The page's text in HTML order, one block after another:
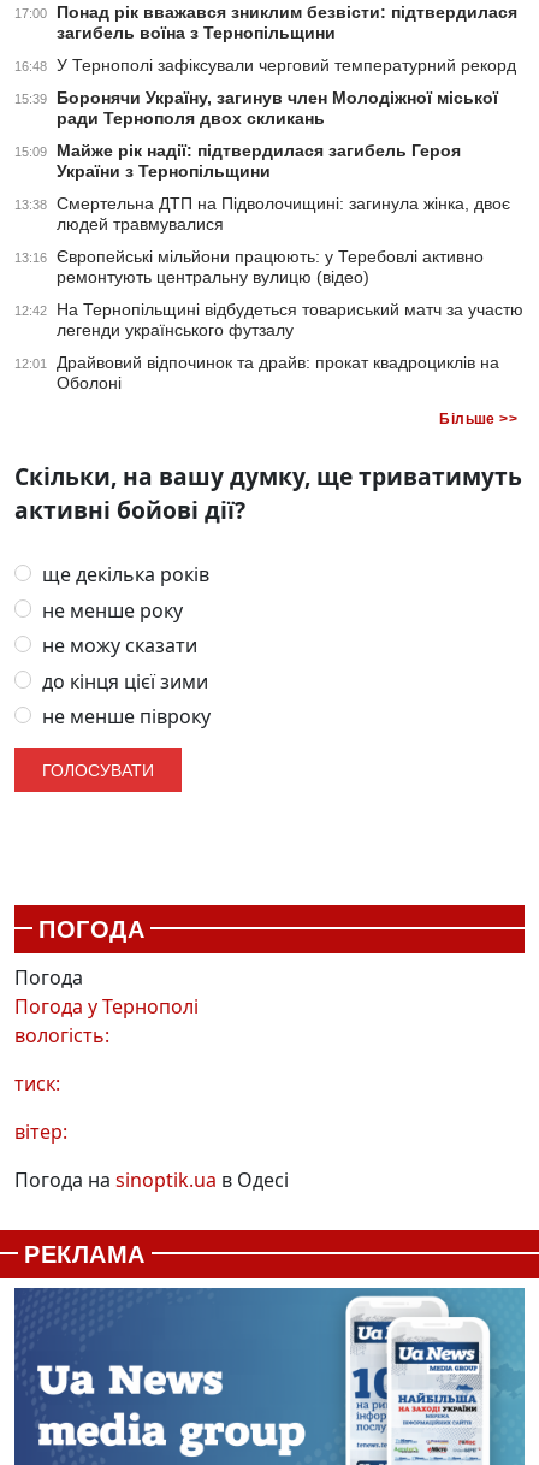
17:00
Понад рік вважався зниклим безвісти: підтвердилася
загибель воїна з Тернопільщини
16:48 У Тернополі зафіксували черговий температурний рекорд
15:39
Боронячи Україну, загинув член Молодіжної міської
ради Тернополя двох скликань
15:09
Майже рік надії: підтвердилася загибель Героя
України з Тернопільщини
13:38
Смертельна ДТП на Підволочищині: загинула жінка, двоє
людей травмувалися
13:16
Європейські мільйони працюють: у Теребовлі активно
ремонтують центральну вулицю (відео)
12:42
На Тернопільщині відбудеться товариський матч за участю
легенди українського футзалу
12:01
Драйвовий відпочинок та драйв: прокат квадроциклів на
Оболоні
Більше >>
Скільки, на вашу думку, ще триватимуть
активні бойові дії?
ще декілька років
не менше року
не можу сказати
до кінця цієї зими
не менше півроку
ПОГОДА
Погода
Погода уТернополі
вологість:
тиск:
вітер:
Погода на sinoptik.ua в Одесі
РЕКЛАМА